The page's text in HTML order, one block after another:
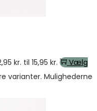
kr. til 15,95 kr.
Vælg
varianter. Mulighederne